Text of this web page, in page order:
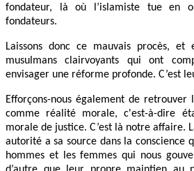
fondateur, là où l’islamiste tue en
fondateurs.
Laissons donc ce mauvais procès, et
musulmans clairvoyants qui ont
envisager une réforme profonde. C’est
Efforçons-nous également de retrouver
comme réalité morale, c'est-à-dire
morale de justice. C’est là notre affaire.
autorité a sa source dans la conscience
hommes et les femmes qui nous